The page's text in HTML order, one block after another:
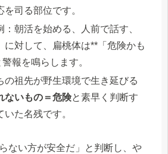
司る部位です。
：朝活を始める、人前で話す、
に対して、扁桃体は**「危険かも
報を鳴らします。
の祖先が野生環境で生き延びる
ないもの＝危険と素早く判断す
た名残です。
ない方が安全だ」と判断し、や